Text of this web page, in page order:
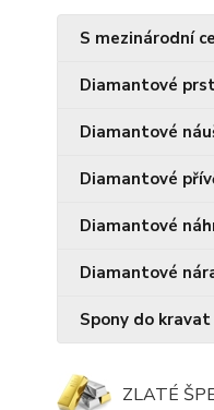
S mezinárodní
Diamantové
Diamantové
Diamantové
Diamantové
Diamantové
Spony do
ZLATÉ